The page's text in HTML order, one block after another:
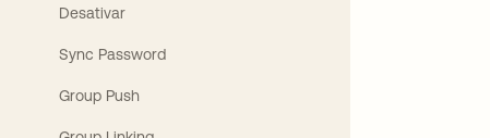
Desativar
Sync Password
Group Push